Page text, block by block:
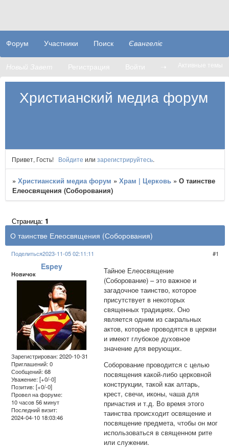
Христианский медиа форум
Форум Участники Поиск Євангеліє
Новый Завет Регистрация Войти ➝ Активные темы
Привет, Гость! Войдите или зарегистрируйтесь.
»Христианский медиа форум »Храм | Церковь »О таинстве
Елеосвящения (Соборования)
О таинстве Елеосвящения (Соборования)
Страница:1
Поделиться 1
2023-11-05 02:11:11
Espey
Новичок
Зарегистрирован: 2020-10-31
Приглашений:0
Сообщений:68
Уважение: [+0/-0]
Позитив: [+0/-0]
Провел на форуме:
10 часов 56 минут
Последний визит:
2024-04-10 18:03:46
Тайное Елеосвящение
(Соборование) – это важное и
загадочное таинство, которое
присутствует в некоторых
священных традициях. Оно
является одним из сакральных
актов, которые проводятся в церкви
и имеют глубокое духовное
значение для верующих.
Соборование проводится с целью
посвящения какой-либо церковной
конструкции, такой как алтарь,
крест, свечи, иконы, чаша для
причастия и т.д. Во время этого
таинства происходит освящение и
посвящение предмета, чтобы он мог
использоваться в священном рите
или служении.